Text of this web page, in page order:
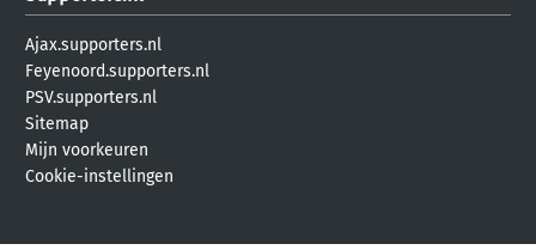
Ajax.supporters.nl
Feyenoord.supporters.nl
PSV.supporters.nl
Sitemap
Mijn voorkeuren
Cookie-instellingen